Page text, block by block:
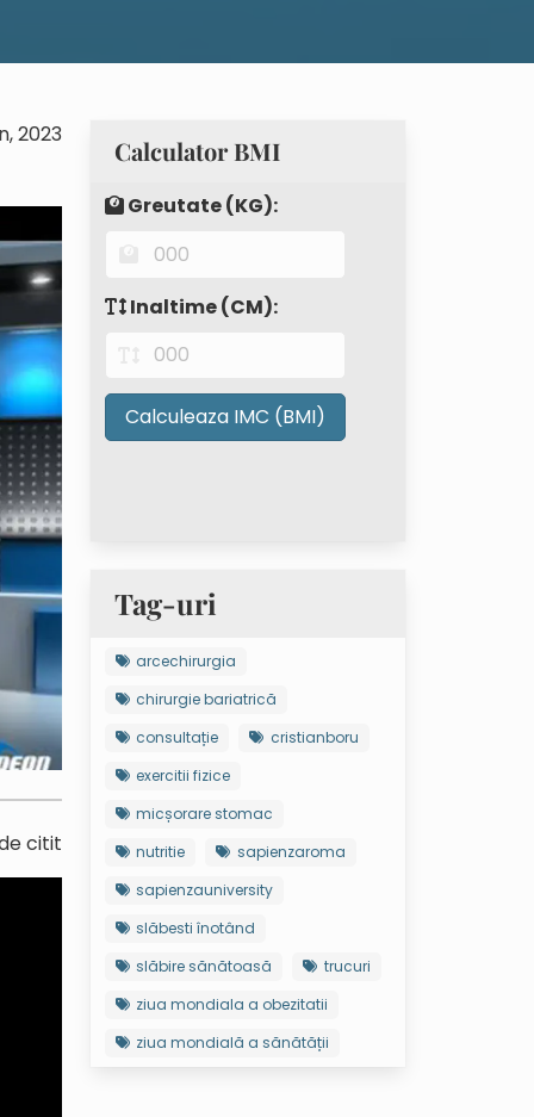
2023
citit
Calculator BMI
Greutate (KG):
Inaltime (CM):
Calculeaza IMC (BMI)
Tag-uri
arcechirurgia
chirurgie bariatrică
consultație
cristianboru
exercitii fizice
micșorare stomac
nutritie
sapienzaroma
sapienzauniversity
slăbesti înotând
slăbire sănătoasă
trucuri
ziua mondiala a obezitatii
ziua mondială a sănătății